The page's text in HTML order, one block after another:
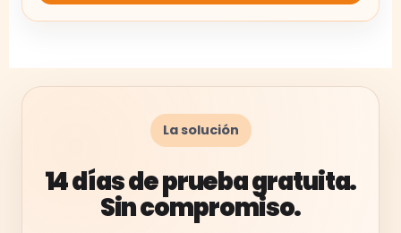
La solución
14 días de prueba gratuita.
Sin compromiso.